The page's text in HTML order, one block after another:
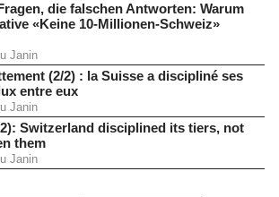
die falschen Antworten: Warum
«Keine 10-Millionen-Schweiz»
Janin
(2/2) : la Suisse a discipliné ses
entre eux
Janin
Switzerland disciplined its tiers, not
them
Janin